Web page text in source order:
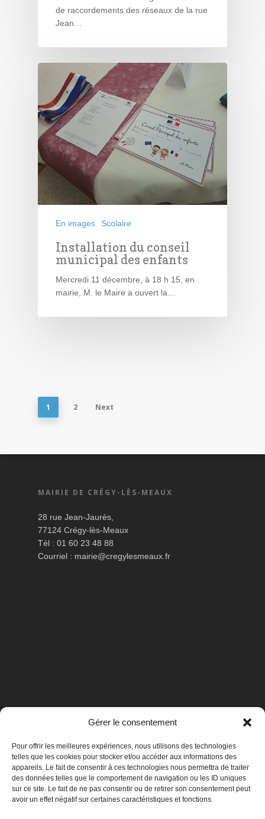
Gérer le consentement
Pour offrir les meilleures expériences, nous utilisons des technologies
telles que les cookies pour stocker et/ou accéder aux informations des
appareils. Le fait de consentir à ces technologies nous permettra de traiter
des données telles que le comportement de navigation ou les ID uniques
sur ce site. Le fait de ne pas consentir ou de retirer son consentement peut
avoir un effet négatif sur certaines caractéristiques et fonctions.
de raccordements des réseaux de la rue
Jean…
En images Scolaire
Installation du conseil
municipal des enfants
Mercredi 11 décembre, à 18 h 15, en
mairie, M. le Maire a ouvert la…
1 2 Next
MAIRIE DE CRÉGY-LÈS-MEAUX
28 rue Jean-Jaurès,
77124 Crégy-lès-Meaux
Tél : 01 60 23 48 88
Courriel : mairie@cregylesmeaux.fr
Mentions légales